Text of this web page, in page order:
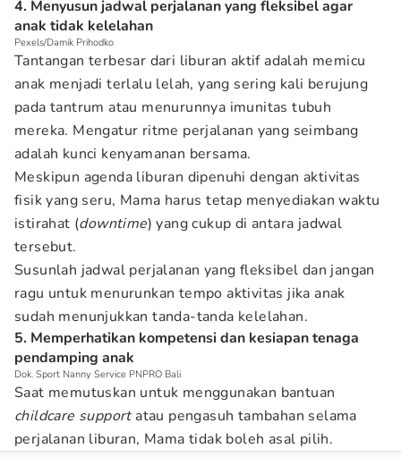
4. Menyusun jadwal perjalanan yang fleksibel agar
anak tidak kelelahan
Pexels/Damik Prihodko
Tantangan terbesar dari liburan aktif adalah memicu
anak menjadi terlalu lelah, yang sering kali berujung
pada tantrum atau menurunnya imunitas tubuh
mereka. Mengatur ritme perjalanan yang seimbang
adalah kunci kenyamanan bersama.
Meskipun agenda liburan dipenuhi dengan aktivitas
fisik yang seru, Mama harus tetap menyediakan waktu
istirahat (downtime) yang cukup di antara jadwal
tersebut.
Susunlah jadwal perjalanan yang fleksibel dan jangan
ragu untuk menurunkan tempo aktivitas jika anak
sudah menunjukkan tanda-tanda kelelahan.
5. Memperhatikan kompetensi dan kesiapan tenaga
pendamping anak
Dok. Sport Nanny Service PNPRO Bali
Saat memutuskan untuk menggunakan bantuan
childcare supportatau pengasuh tambahan selama
perjalanan liburan, Mama tidak boleh asal pilih.